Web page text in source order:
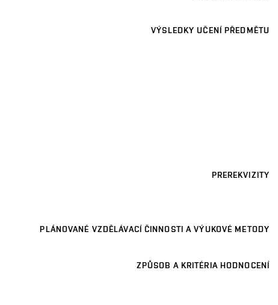
VÝSLEDKY UČENÍ PŘEDMĚTU
PREREKVIZITY
PLÁNOVANÉ VZDĚLÁVACÍ ČINNOSTI A VÝUKOVÉ METODY
ZPŮSOB A KRITÉRIA HODNOCENÍ